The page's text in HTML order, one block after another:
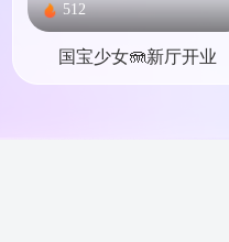
512
国宝少女🪼新厅开业